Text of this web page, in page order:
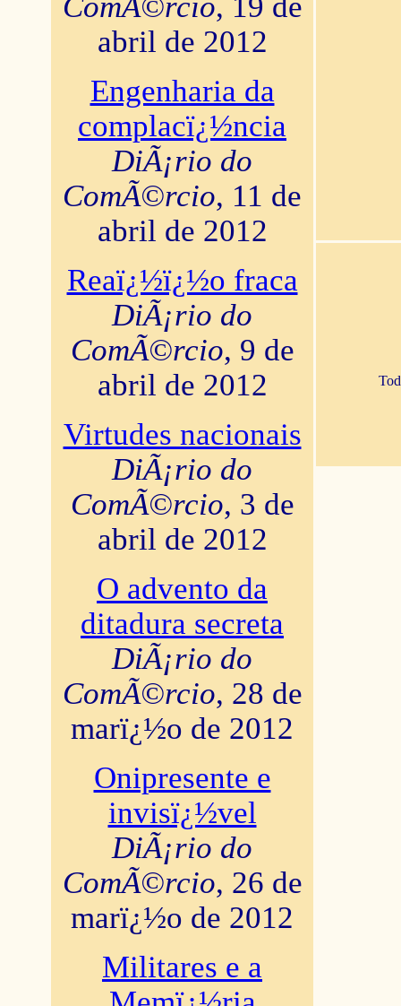
abril de 2012
Engenharia da
complacï¿½ncia
DiÃ¡rio do
ComÃ©rcio, 11 de
abril de 2012
Reaï¿½ï¿½o fraca
DiÃ¡rio do
ComÃ©rcio, 9 de
abril de 2012
Virtudes nacionais
DiÃ¡rio do
ComÃ©rcio, 3 de
abril de 2012
O advento da
ditadura secreta
DiÃ¡rio do
ComÃ©rcio, 28 de
marï¿½o de 2012
Onipresente e
invisï¿½vel
DiÃ¡rio do
ComÃ©rcio, 26 de
marï¿½o de 2012
Militares e a